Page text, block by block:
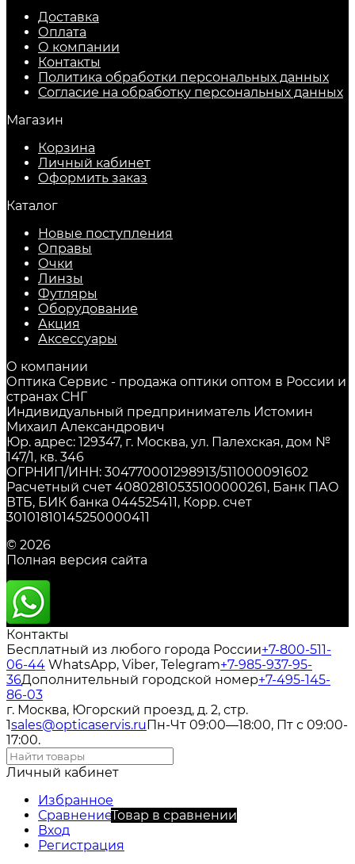
Доставка
Оплата
О компании
Контакты
Политика обработки персональных данных
Согласие на обработку персональных данных
Магазин
Корзина
Личный кабинет
Оформить заказ
Каталог
Новые поступления
Оправы
Очки
Линзы
Футляры
Оборудование
Акция
Аксессуары
О компании
Оптика Сервис - продажа оптики оптом в России и
странах СНГ
Индивидуальный предприниматель Истомин
Михаил Александрович
Юр. адрес: 129347, г. Москва, ул. Палехская, дом №
147/1, кв. 346
ОГРНИП/ИНН: 304770001298913/511000091602
Расчетный счет 40802810535100000261, Банк ПАО
ВТБ, БИК банка 044525411, Корр. счет
30101810145250000411
© 2026
Полная версия сайта
Контакты
Бесплатный из любого города России+7-800-511-
06-44 WhatsApp, Viber, Telegram+7-985-937-95-
36Дополнительный городской номер+7-495-145-
86-03
г. Москва, Югорский проезд, д. 2, стр.
1sales@opticaservis.ruПн-Чт 09:00—18:00, Пт с 09:00-
17:00.
Личный кабинет
Избранное
СравнениеТовар в сравнении
Вход
Регистрация